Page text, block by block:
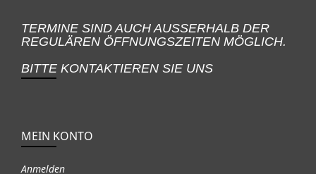
TERMINE SIND AUCH AUSSERHALB DER
REGULÄREN ÖFFNUNGSZEITEN MÖGLICH.
BITTE KONTAKTIEREN SIE UNS
MEIN KONTO
Anmelden